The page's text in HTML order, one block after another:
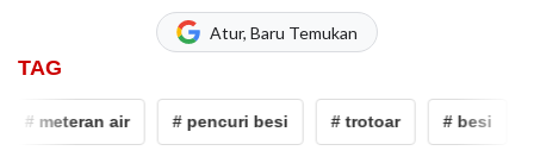
Atur, Baru Temukan
TAG
# meteran air # pencuri besi # trotoar # besi